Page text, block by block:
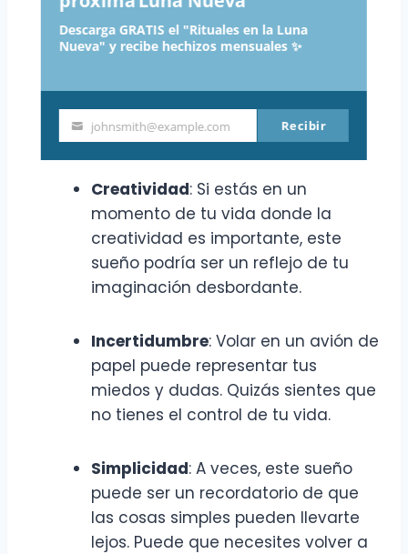
Deseo de libertad: Tal vez sientas
que necesitas un cambio en tu
puede simbolizar tu anhelo de
escapar de las responsabilidades
diarias.
Creatividad: Si estás en un
momento de tu vida donde la
creatividad es importante, este
sueño podría ser un reflejo de tu
imaginación desbordante.
Incertidumbre: Volar en un avión de
papel puede representar tus
miedos y dudas. Quizás sientes que
no tienes el control de tu vida.
Simplicidad: A veces, este sueño
puede ser un recordatorio de que
las cosas simples pueden llevarte
lejos. Puede que necesites volver a
Descarga GRATIS el "Rituales en la Luna
Nueva" y recibe hechizos mensuales ✨
Your
email
johnsmith@example.com Recibir